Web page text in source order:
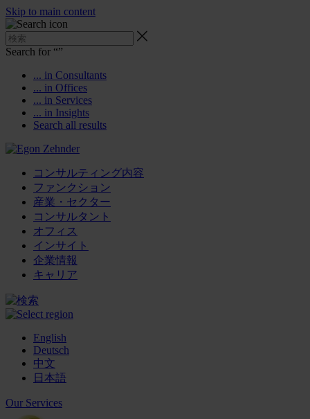
Skip to main content
Search for “”
... in Consultants
... in Offices
... in Services
... in Insights
Search all results
コンサルティング内容
ファンクション
産業・セクター
コンサルタント
オフィス
インサイト
企業情報
キャリア
English
Deutsch
中文
日本語
Our Services